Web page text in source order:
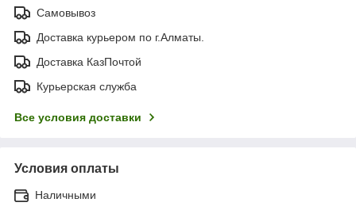
Самовывоз
Доставка курьером по г.Алматы.
Доставка КазПочтой
Курьерская служба
Все условия доставки
Условия оплаты
Наличными